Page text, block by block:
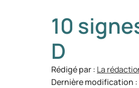
10
D
Rédigé par : La
Dernière modification :